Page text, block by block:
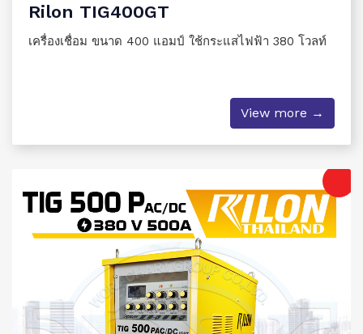
Rilon TIG400GT
เครื่องเชื่อม ขนาด 400 แอมป์ ใช้กระแสไฟฟ้า 380 โวลท์
View more →